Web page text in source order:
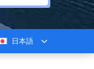
日本語